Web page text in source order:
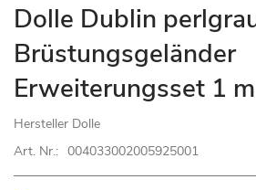
Zum
Anfang
der
springen
Dolle Dublin
Brüstungsgeländer
Erweiterungsset 1 m
Hersteller Dolle
Art. Nr.: 004033002005925001